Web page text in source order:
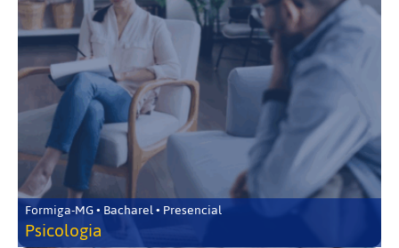
Formiga-MG • Bacharel • Presencial
Psicologia